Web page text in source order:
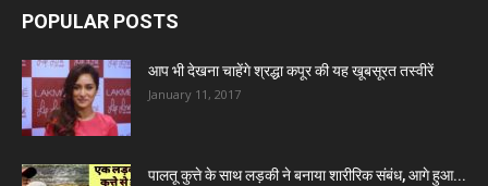
POPULAR POSTS
आप भी देखना चाहेंगे श्रद्धा कपूर की यह खूबसूरत तस्वीरें
January 11, 2017
पालतू कुत्ते के साथ लड़की ने बनाया शारीरिक संबंध, आगे हुआ...